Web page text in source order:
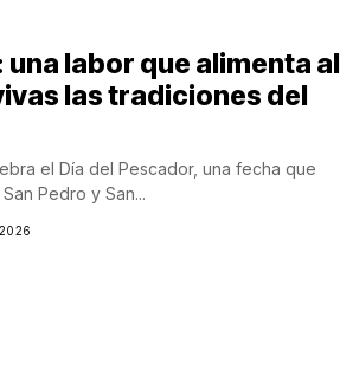
labor que alimenta al
las tradiciones del
el Día del Pescador, una fecha que
Pedro y San...